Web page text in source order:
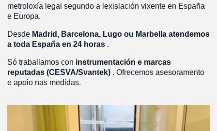
metroloxía legal segundo a lexislación vixente en España
e Europa.
Desde Madrid, Barcelona, Lugo ou Marbella atendemos
a toda España en 24 horas .
Só traballamos con instrumentación e marcas
reputadas (CESVA/Svantek) . Ofrecemos asesoramento
e apoio nas medidas.